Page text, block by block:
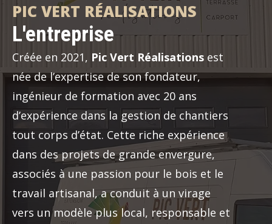
PIC VERT RÉALISATIONS
L'entreprise
Créée en 2021, Pic Vert Réalisations est
née de l’expertise de son fondateur,
ingénieur de formation avec 20 ans
d’expérience dans la gestion de chantiers
tout corps d’état. Cette riche expérience
dans des projets de grande envergure,
associés à une passion pour le bois et le
travail artisanal, a conduit à un virage
vers un modèle plus local, responsable et